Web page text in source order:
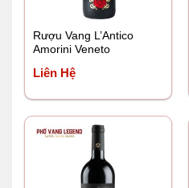
Rượu Vang L’Antico
Amorini Veneto
Liên Hệ